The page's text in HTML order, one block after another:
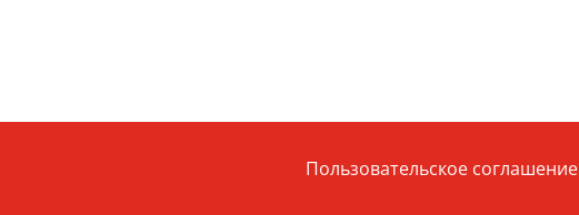
Пользовательское соглашение